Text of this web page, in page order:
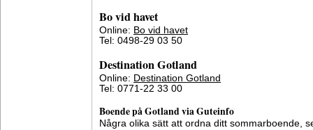
Bo vid havet
Online: Bo vid havet
Tel: 0498-29 03 50
Destination Gotland
Online: Destination Gotland
Tel: 0771-22 33 00
Boende på Gotland via Guteinfo
Några olika sätt att ordna ditt sommarboende,